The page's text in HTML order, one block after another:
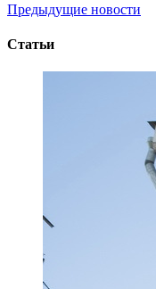
Предыдущие новости
Статьи